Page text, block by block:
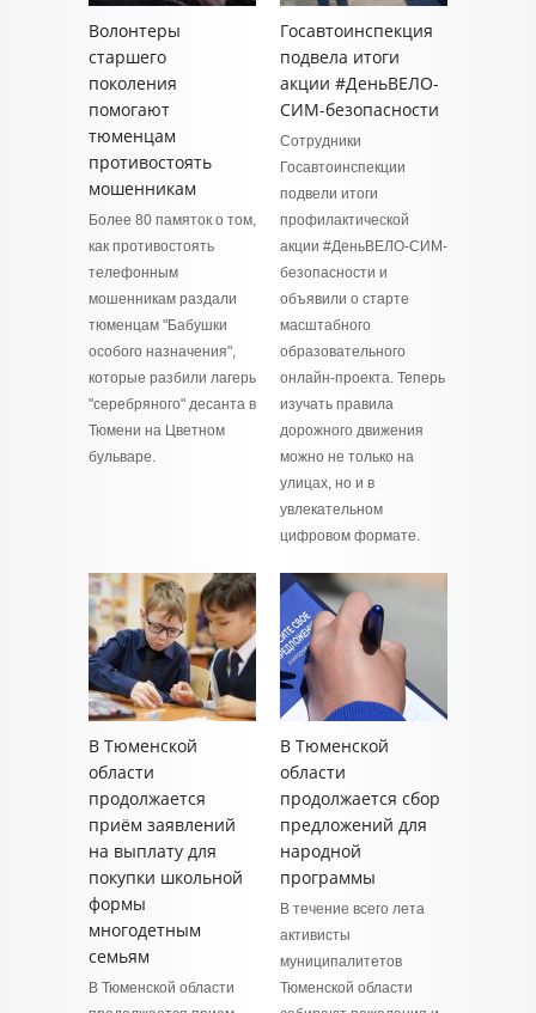
Волонтеры
старшего
поколения
помогают
тюменцам
противостоять
мошенникам
Более 80 памяток о том,
как противостоять
телефонным
мошенникам раздали
тюменцам "Бабушки
особого назначения",
которые разбили лагерь
"серебряного" десанта в
Тюмени на Цветном
бульваре.
Госавтоинспекция
подвела итоги
акции #ДеньВЕЛО-
СИМ-безопасности
Сотрудники
Госавтоинспекции
подвели итоги
профилактической
акции #ДеньВЕЛО-СИМ-
безопасности и
объявили о старте
масштабного
образовательного
онлайн-проекта. Теперь
изучать правила
дорожного движения
можно не только на
улицах, но и в
увлекательном
цифровом формате.
В Тюменской
области
продолжается
приём заявлений
на выплату для
покупки школьной
формы
многодетным
семьям
В Тюменской области
В Тюменской
области
продолжается сбор
предложений для
народной
программы
В течение всего лета
активисты
муниципалитетов
Тюменской области